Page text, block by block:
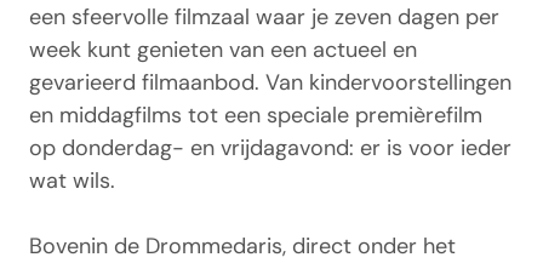
een sfeervolle filmzaal waar je zeven dagen per
week kunt genieten van een actueel en
gevarieerd filmaanbod. Van kindervoorstellingen
en middagfilms tot een speciale premièrefilm
op donderdag- en vrijdagavond: er is voor ieder
wat wils.
Bovenin de Drommedaris, direct onder het